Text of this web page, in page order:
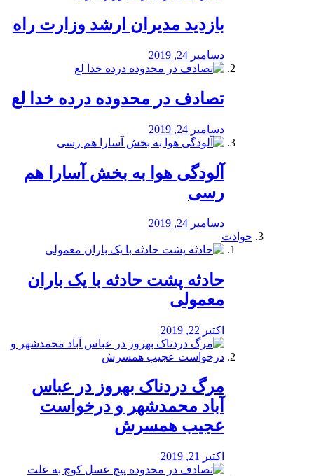
بازدید مدیران ارشد وزارت راه
دسامبر 24, 2019
تصادف در محدوده درده خدا لع
دسامبر 24, 2019
آلودگی هوا به بخش آسارا هم
رسی
دسامبر 24, 2019
حوادث
️حادثه پشت حادثه با یک باران
معمولی
اکتبر 22, 2019
مرگ دردناک بهروز در عباس
آباد محمدشهر و درخواست
عجیب همسرش
اکتبر 21, 2019